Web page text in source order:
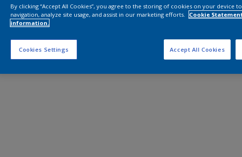
By clicking “Accept All Cookies”, you agree to the storing of cookies on your device
navigation, analyze site usage, and assist in our marketing efforts.
Cookie
information.
Cookies Settings Accept All Cookies